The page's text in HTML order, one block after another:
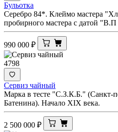
Бульотка
Серебро 84*. Клеймо мастера
пробирного мастера с датой
990 000 ₽
4798
Сервиз чайный
Марка в тесте "С.З.К.Б." (Санкт-
Батенина). Начало XIX века.
2 500 000 ₽